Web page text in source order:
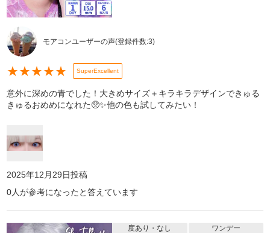
モアコンユーザーの声(登録件数:3)
★★★★★ SuperExcellent
意外に深めの青でした！大きめサイズ＋キラキラデザインできゅる
きゅるおめめになれた🥺✨️他の色も試してみたい！
2025年12月29日投稿
0人が参考になったと答えています
度あり・なし
ワンデー